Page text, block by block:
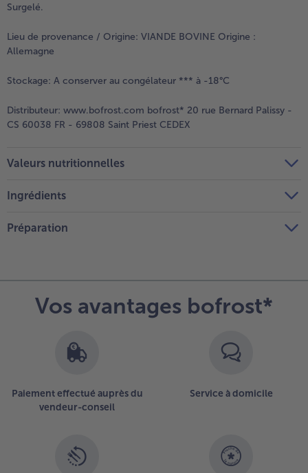
Surgelé.
Lieu de provenance / Origine: VIANDE BOVINE Origine :
Allemagne
Stockage: A conserver au congélateur *** à -18°C
Distributeur: www.bofrost.com bofrost* 20 rue Bernard Palissy -
CS 60038 FR - 69808 Saint Priest CEDEX
Valeurs nutritionnelles
Ingrédients
Préparation
Vos avantages bofrost*
Paiement effectué auprès du
vendeur-conseil
Service à domicile